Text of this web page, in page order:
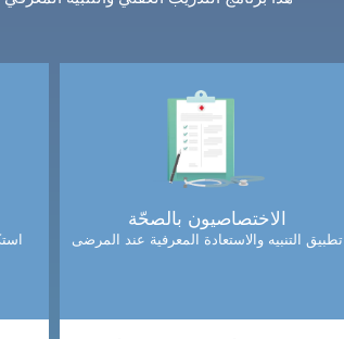
الاختصاصيون بالصحّة
تطبيق التنبيه والاستعادة المعرفية عند المرضى